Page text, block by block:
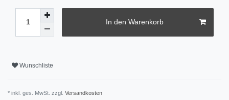
In den Warenkorb
Wunschliste
* inkl. ges. MwSt. zzgl. Versandkosten